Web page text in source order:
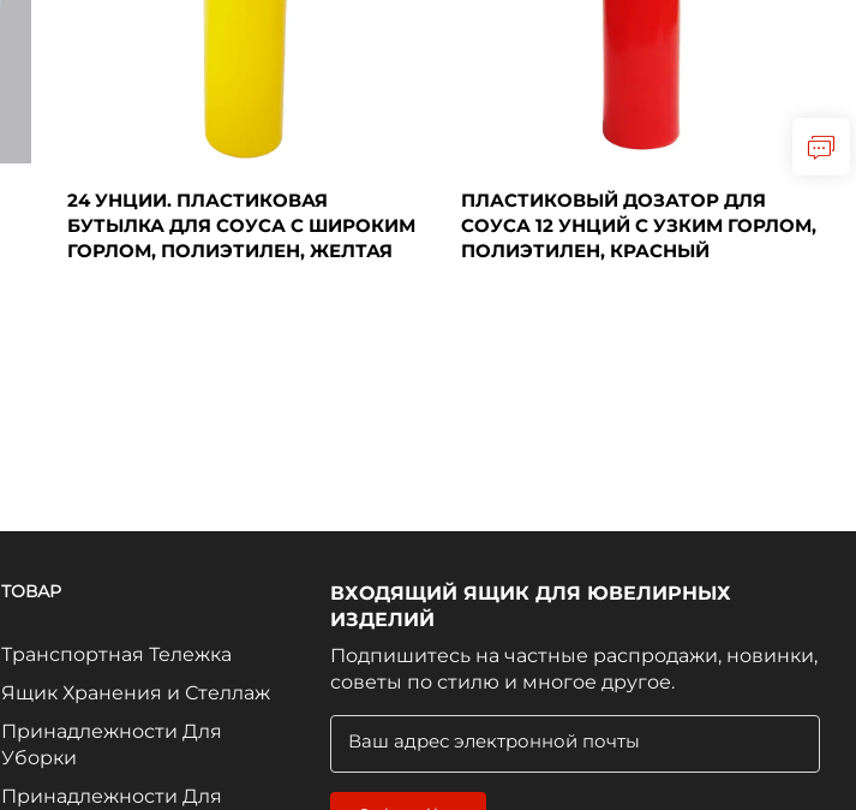
24 УНЦИИ. ПЛАСТИКОВАЯ
БУТЫЛКА ДЛЯ СОУСА С ШИРОКИМ
ГОРЛОМ, ПОЛИЭТИЛЕН, ЖЕЛТАЯ
ПЛАСТИКОВЫЙ ДОЗАТОР ДЛЯ
СОУСА 12 УНЦИЙ С УЗКИМ ГОРЛОМ,
ПОЛИЭТИЛЕН, КРАСНЫЙ
ТОВАР
Транспортная Тележка
Ящик Хранения и Стеллаж
Принадлежности Для
Уборки
Принадлежности Для
ВХОДЯЩИЙ ЯЩИК ДЛЯ ЮВЕЛИРНЫХ
ИЗДЕЛИЙ
Подпишитесь на частные распродажи, новинки,
советы по стилю и многое другое.
Ваш адрес электронной почты